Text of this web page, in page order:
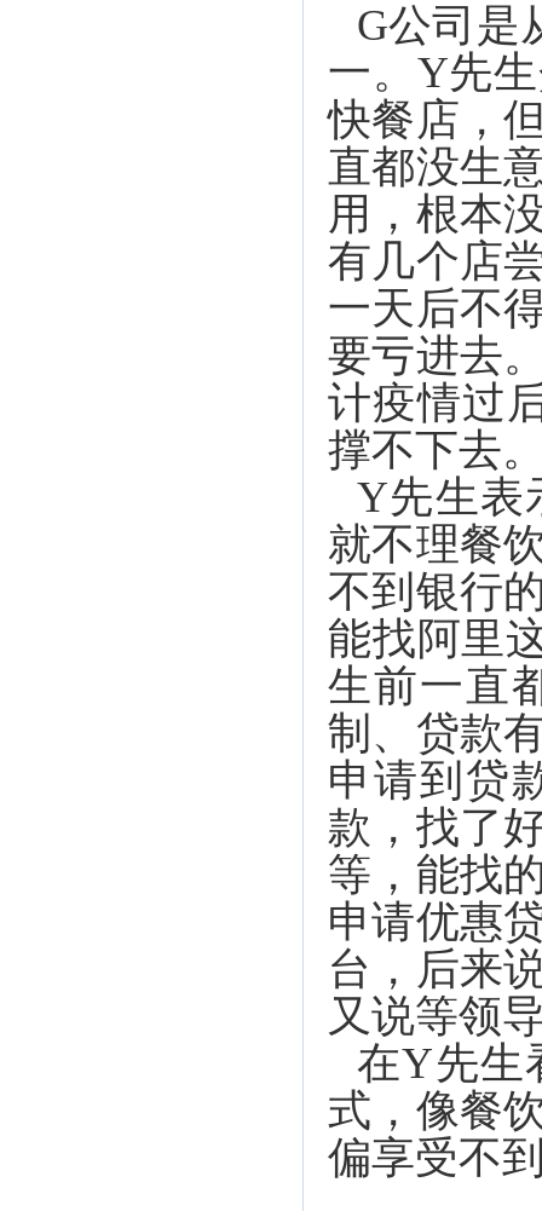
G公司是
一。Y先
快餐店，
直都没生
用，根本
有几个店
一天后不
要亏进去
计疫情过
撑不下去
Y先生表
就不理餐
不到银行
能找阿里
生前一直
制、贷款
申请到贷
款，找了
等 ，能找
申请优惠
台，后来
又说等领
在Y先生
式，像餐
偏享受不